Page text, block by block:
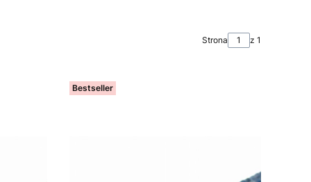
Strona z 1
Bestseller